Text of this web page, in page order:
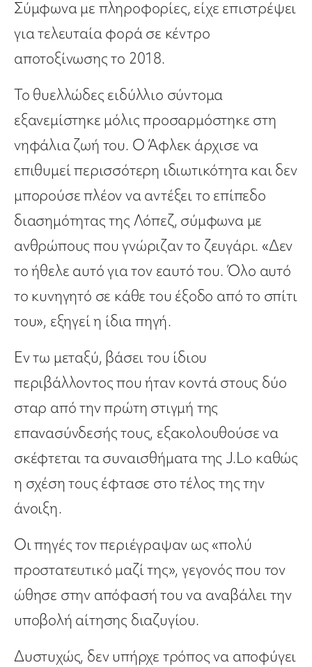
Σύμφωνα με πληροφορίες, είχε επιστρέψει
για τελευταία φορά σε κέντρο
αποτοξίνωσης το 2018.
Το θυελλώδες ειδύλλιο σύντομα
εξανεμίστηκε μόλις προσαρμόστηκε στη
νηφάλια ζωή του. Ο Άφλεκ άρχισε να
επιθυμεί περισσότερη ιδιωτικότητα και δεν
μπορούσε πλέον να αντέξει το επίπεδο
διασημότητας της Λόπεζ, σύμφωνα με
ανθρώπους που γνώριζαν το ζευγάρι. «Δεν
το ήθελε αυτό για τον εαυτό του. Όλο αυτό
το κυνηγητό σε κάθε του έξοδο από το σπίτι
του», εξηγεί η ίδια πηγή.
Εν τω μεταξύ, βάσει του ίδιου
περιβάλλοντος που ήταν κοντά στους δύο
σταρ από την πρώτη στιγμή της
επανασύνδεσής τους, εξακολουθούσε να
σκέφτεται τα συναισθήματα της J.Lo καθώς
η σχέση τους έφτασε στο τέλος της την
άνοιξη.
Οι πηγές τον περιέγραψαν ως «πολύ
προστατευτικό μαζί της», γεγονός που τον
ώθησε στην απόφασή του να αναβάλει την
υποβολή αίτησης διαζυγίου.
Δυστυχώς, δεν υπήρχε τρόπος να αποφύγει